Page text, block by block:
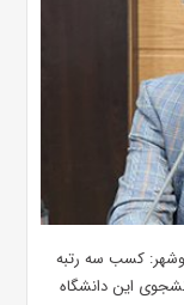
کسب سه رتبه
این دانشگاه